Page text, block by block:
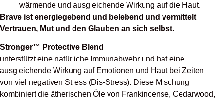
wärmende und ausgleichende Wirkung auf die Haut.
Brave ist energiegebend und belebend und vermittelt
Vertrauen, Mut und den Glauben an sich selbst.
Stronger™ Protective Blend
unterstützt eine natürliche Immunabwehr und hat eine
ausgleichende Wirkung auf Emotionen und Haut bei Zeiten
von viel negativen Stress (Dis-Stress). Diese Mischung
kombiniert die ätherischen Öle von Frankincense, Cedarwood,